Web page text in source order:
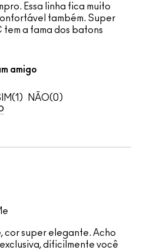
Essa linha fica muito
também. Super
a fama dos batons
amigo
1 0
cor super elegante. Acho
dificilmente você